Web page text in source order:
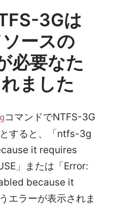
3Gは
ースの
必要なた
ました
コマンドでNTFS-3G
すると、「ntfs-3g
it requires
」または「Error:
because it
エラーが表示されま